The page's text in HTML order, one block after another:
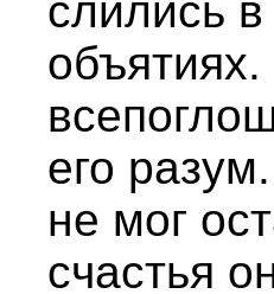
слились
его
не мог
счастья